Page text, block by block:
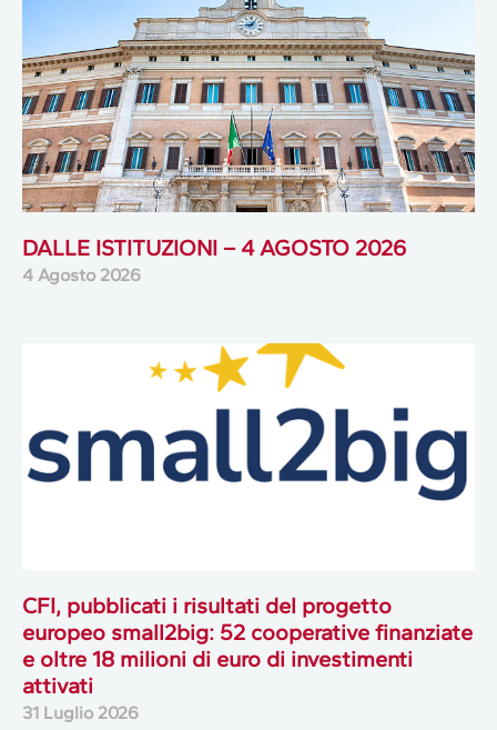
DALLE ISTITUZIONI – 4 AGOSTO 2026
4 Agosto 2026
CFI, pubblicati i risultati del progetto
europeo small2big: 52 cooperative finanziate
e oltre 18 milioni di euro di investimenti
attivati
31 Luglio 2026